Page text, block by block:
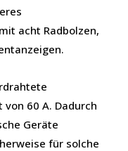
acht Radbolzen,
60 A. Dadurch
Geräte
für solche